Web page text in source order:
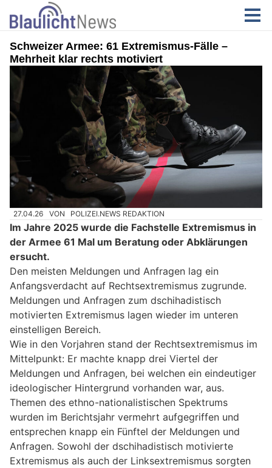
Schweizer Armee: 61 Extremismus-Fälle –
Mehrheit klar rechts motiviert
27.04.26 VON POLIZEI.NEWS REDAKTION
Im Jahre 2025 wurde die Fachstelle Extremismus in
der Armee 61 Mal um Beratung oder Abklärungen
ersucht.
Den meisten Meldungen und Anfragen lag ein
Anfangsverdacht auf Rechtsextremismus zugrunde.
Meldungen und Anfragen zum dschihadistisch
motivierten Extremismus lagen wieder im unteren
einstelligen Bereich.
Wie in den Vorjahren stand der Rechtsextremismus im
Mittelpunkt: Er machte knapp drei Viertel der
Meldungen und Anfragen, bei welchen ein eindeutiger
ideologischer Hintergrund vorhanden war, aus.
Themen des ethno-nationalistischen Spektrums
wurden im Berichtsjahr vermehrt aufgegriffen und
entsprechen knapp ein Fünftel der Meldungen und
Anfragen. Sowohl der dschihadistisch motivierte
Extremismus als auch der Linksextremismus sorgten